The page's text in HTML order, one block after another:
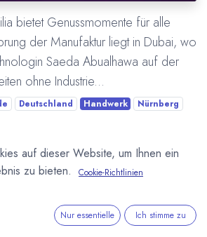
bietet Genussmomente für alle
der Manufaktur liegt in Dubai, wo
Saeda Abualhawa auf der
ohne Industrie...
Deutschland Handwerk
Nürnberg
auf dieser Website, um Ihnen ein
zu bieten.
Cookie-Richtlinien
Nur essentielle Ich stimme zu